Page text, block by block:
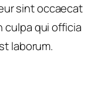
sint occaecat
qui officia
laborum.